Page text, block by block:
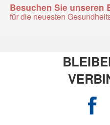
Besuchen Sie unseren
für die neuesten